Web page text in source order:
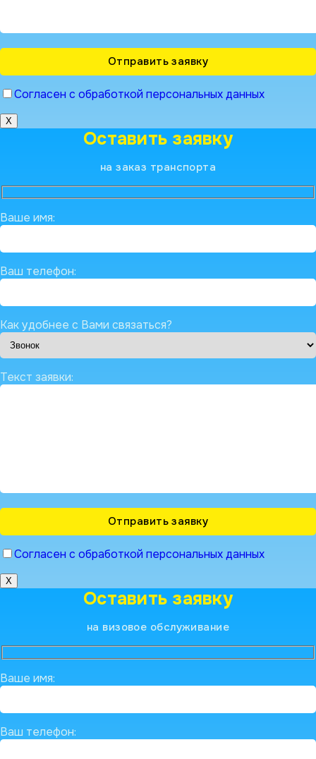
Согласен с обработкой персональных данных
X
Оставить заявку
на заказ транспорта
Ваше имя:
Ваш телефон:
Как удобнее с Вами связаться?
Текст заявки:
Согласен с обработкой персональных данных
X
Оставить заявку
на визовое обслуживание
Ваше имя:
Ваш телефон: